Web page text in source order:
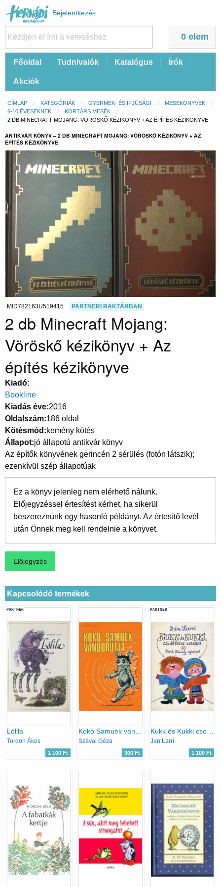
Felhasználói
fiók
menüje
Bejelentkezés
0 elem
FőFőoldal Tudnivalók Katalógus Írók
Akciók
Morzsa
CÍMLAP KATEGÓRIÁK GYERMEK- ÉS IFJÚSÁGI
MESEKÖNYVEK
6-10 ÉVESEKNEK
KORTÁRS MESÉK
CURRENT:
2 DB MINECRAFT MOJANG: VÖRÖSKŐ KÉZIKÖNYV + AZ ÉPÍTÉS KÉZIKÖNYVE
ANTIKVÁR KÖNYV – 2 DB MINECRAFT MOJANG: VÖRÖSKŐ KÉZIKÖNYV + AZ
ÉPÍTÉS KÉZIKÖNYVE
MID782163U519415 PARTNERI RAKTÁRBAN
2 db Minecraft Mojang:
Vöröskő kézikönyv + Az
építés kézikönyve
Kiadó
Bookline
Kiadás éve 2016
Oldalszám 186 oldal
Kötésmód kemény kötés
Állapot jó állapotú antikvár könyv
Az építők könyvének gerincén 2 sérülés (fotón látszik);
ezenkívül szép állapotúak
Ez a könyv jelenleg nem elérhető nálunk.
Előjegyzéssel értesítést kérhet, ha sikerül
beszereznünk egy hasonló példányt. Az értesítő levél
után Önnek meg kell rendelnie a könyvet.
Kapcsolódó termékek
PARTNER
Lólila
Tordon Ákos
1 100 Ft
Szávai Géza
300 Ft
PARTNER
Kukk és Kukki csodálatos utazása
Jan Larri
1 100 Ft